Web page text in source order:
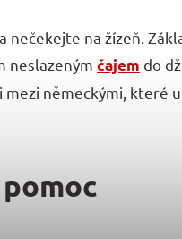
na žízeň.
neslazeným čajem do
německými, které